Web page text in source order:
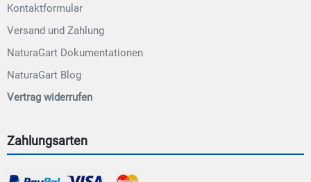
Kontaktformular
Versand und Zahlung
NaturaGart Dokumentationen
NaturaGart Blog
Vertrag widerrufen
Zahlungsarten